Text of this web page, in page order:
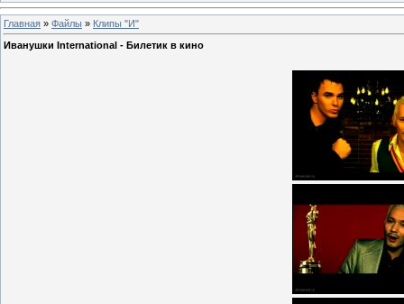
Главная » Файлы » Клипы "И"
Иванушки International - Билетик в кино